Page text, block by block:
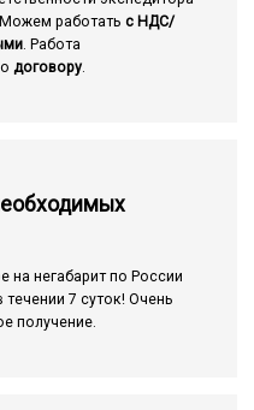
работать с НДС/
. Работа
договору.
на негабарит по России
течении 7 суток! Очень
получение.